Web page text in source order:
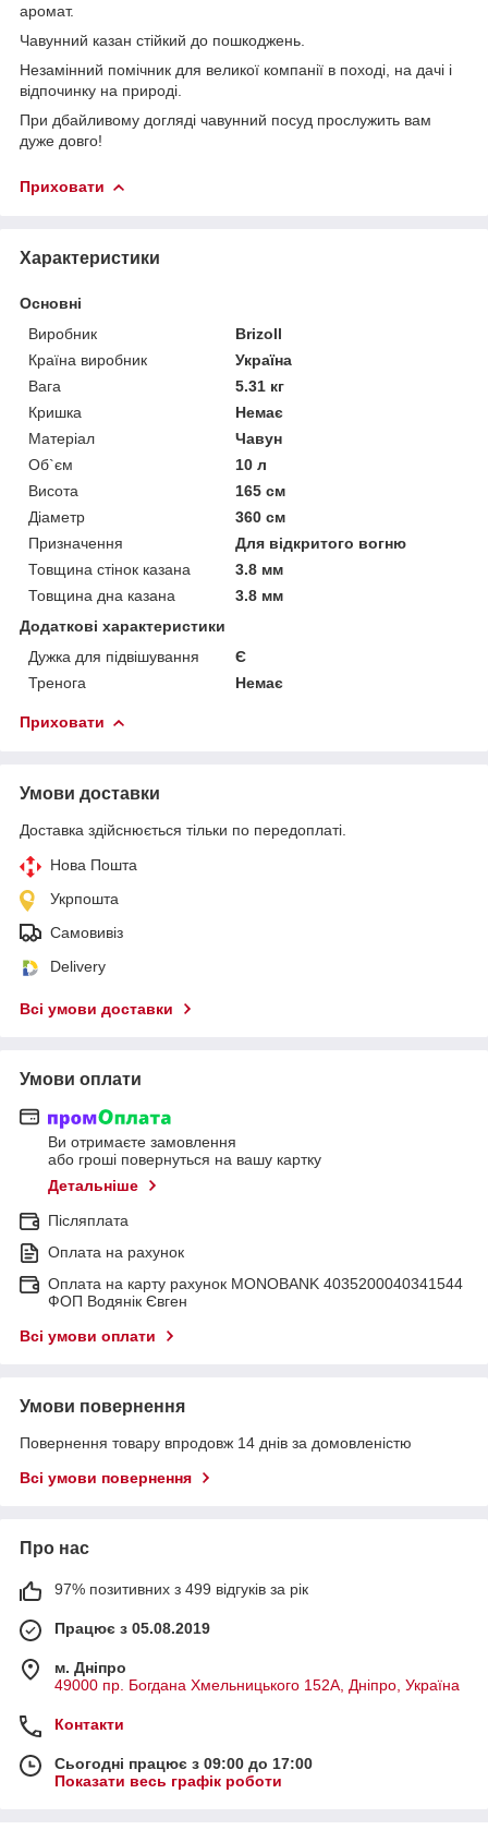
аромат.
Чавунний казан стійкий до пошкоджень.
Незамінний помічник для великої компанії в поході, на дачі і
відпочинку на природі.
При дбайливому догляді чавунний посуд прослужить вам
дуже довго!
Приховати
Характеристики
Основні
Виробник
Brizoll
Країна виробник
Україна
Вага
5.31 кг
Кришка
Немає
Матеріал
Чавун
Об`єм
10 л
Висота
165 см
Діаметр
360 см
Призначення
Для відкритого вогню
Товщина стінок казана
3.8 мм
Товщина дна казана
3.8 мм
Додаткові характеристики
Дужка для підвішування
Є
Тренога
Немає
Приховати
Умови доставки
Доставка здійснюється тільки по передоплаті.
Нова Пошта
Укрпошта
Самовивіз
Delivery
Всі умови доставки
Умови оплати
Ви отримаєте замовлення
або гроші повернуться на вашу картку
Детальніше
Післяплата
Оплата на рахунок
Оплата на карту рахунок MONOBANK 4035200040341544
ФОП Водянік Євген
Всі умови оплати
Умови повернення
Повернення товару впродовж 14 днів за домовленістю
Всі умови повернення
Про нас
97% позитивних з 499 відгуків за рік
Працює з 05.08.2019
м. Дніпро
49000 пр. Богдана Хмельницького 152А, Дніпро, Україна
Контакти
Сьогодні працює з 09:00 до 17:00
Показати весь графік роботи